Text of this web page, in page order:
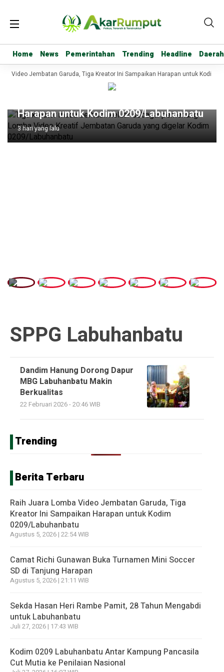
Home News Pemerintahan Trending Headline Daerah
Home News Pemerintahan Trending Headline Daerah
Video Jembatan Garuda, Tiga Kreator Ini Sampaikan Harapan untuk Kodim
Headline
Raih Juara Lomba Video Jembatan
Harapan untuk Kodim 0209/Labuhanbatu
3 hari yang lalu
SPPG Labuhanbatu
Dandim Hanung Dorong Dapur
MBG Labuhanbatu Makin
Berkualitas
22 Februari 2026 - 20:46 WIB
Trending
Berita Terbaru
Raih Juara Lomba Video Jembatan Garuda, Tiga
Kreator Ini Sampaikan Harapan untuk Kodim
0209/Labuhanbatu
Agustus 5, 2026 | 22:54 WIB
Camat Richi Gunawan Buka Turnamen Mini Soccer
SD di Tanjung Harapan
Agustus 5, 2026 | 21:11 WIB
Sekda Hasan Heri Rambe Pamit, 28 Tahun Mengabdi
untuk Labuhanbatu
Juli 27, 2026 | 17:43 WIB
Kodim 0209 Labuhanbatu Antar Kampung Pancasila
Cut Mutia ke Penilaian Nasional